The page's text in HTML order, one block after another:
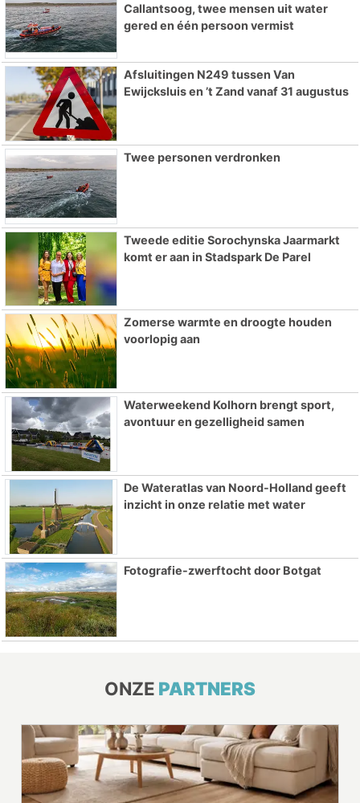
Callantsoog, twee mensen uit water
gered en één persoon vermist
Afsluitingen N249 tussen Van
Ewijcksluis en ’t Zand vanaf 31 augustus
Twee personen verdronken
Tweede editie Sorochynska Jaarmarkt
komt er aan in Stadspark De Parel
Zomerse warmte en droogte houden
voorlopig aan
Waterweekend Kolhorn brengt sport,
avontuur en gezelligheid samen
De Wateratlas van Noord-Holland geeft
inzicht in onze relatie met water
Fotografie-zwerftocht door Botgat
ONZE PARTNERS